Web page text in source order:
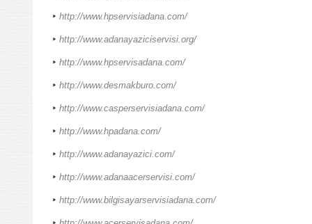
http://www.hpservisiadana.com/
http://www.adanayaziciservisi.org/
http://www.hpservisadana.com/
http://www.desmakburo.com/
http://www.casperservisiadana.com/
http://www.hpadana.com/
http://www.adanayazici.com/
http://www.adanaacerservisi.com/
http://www.bilgisayarservisiadana.com/